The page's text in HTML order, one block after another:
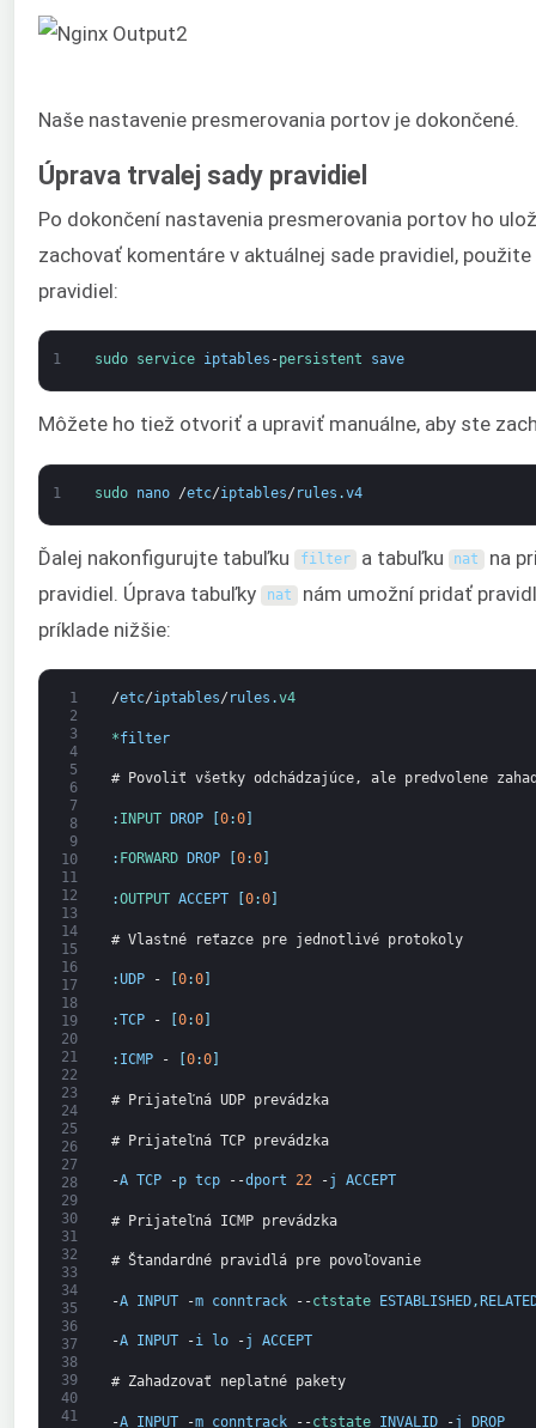
Naše nastavenie presmerovania portov je dokončené.
Úprava trvalej sady pravidiel
Po dokončení nastavenia presmerovania portov ho
zachovať komentáre v aktuálnej sade pravidiel,
pravidiel:
1 sudo service iptables -persistent save
Môžete ho tiež otvoriť a upraviť manuálne, aby ste
1 sudo nano /etc/iptables/ rules .v4
Ďalej nakonfigurujte tabuľku filter a tabuľku nat
na
pravidiel. Úprava tabuľky
nat nám umožní pridať
príklade nižšie:
1
2
3
4
5
6
7
8
9
10
11
12
13
14
15
16
17
18
19
20
21
22
23
24
25
26
27
28
29
30
31
32
33
34
35
36
37
38
39
40
41
/etc/iptables/ rules .v4
*filter
# Povoliť všetky odchádzajúce, ale predvolene
: INPUT DROP [0:0]
: FORWARD DROP 0:0]
:OUTPUT ACCEPT 0:0]
# Vlastné reťazce pre jednotlivé protokoly
:UDP - 0:0]
:TCP - [0:0]
: ICMP - 0:0]
# Prijateľná UDP prevádzka
# Prijateľná TCP prevádzka
-A TCP -p tcp --dport 22 -j ACCEPT
# Prijateľná ICMP prevádzka
# Štandardné pravidlá pre povoľovanie
-A INPUT -m conntrack --ctstate ESTABLISHED,
-A INPUT -i lo -j ACCEPT
# Zahadzovať neplatné pakety
-A INPUT -m conntrack --ctstate INVALID -j DROP